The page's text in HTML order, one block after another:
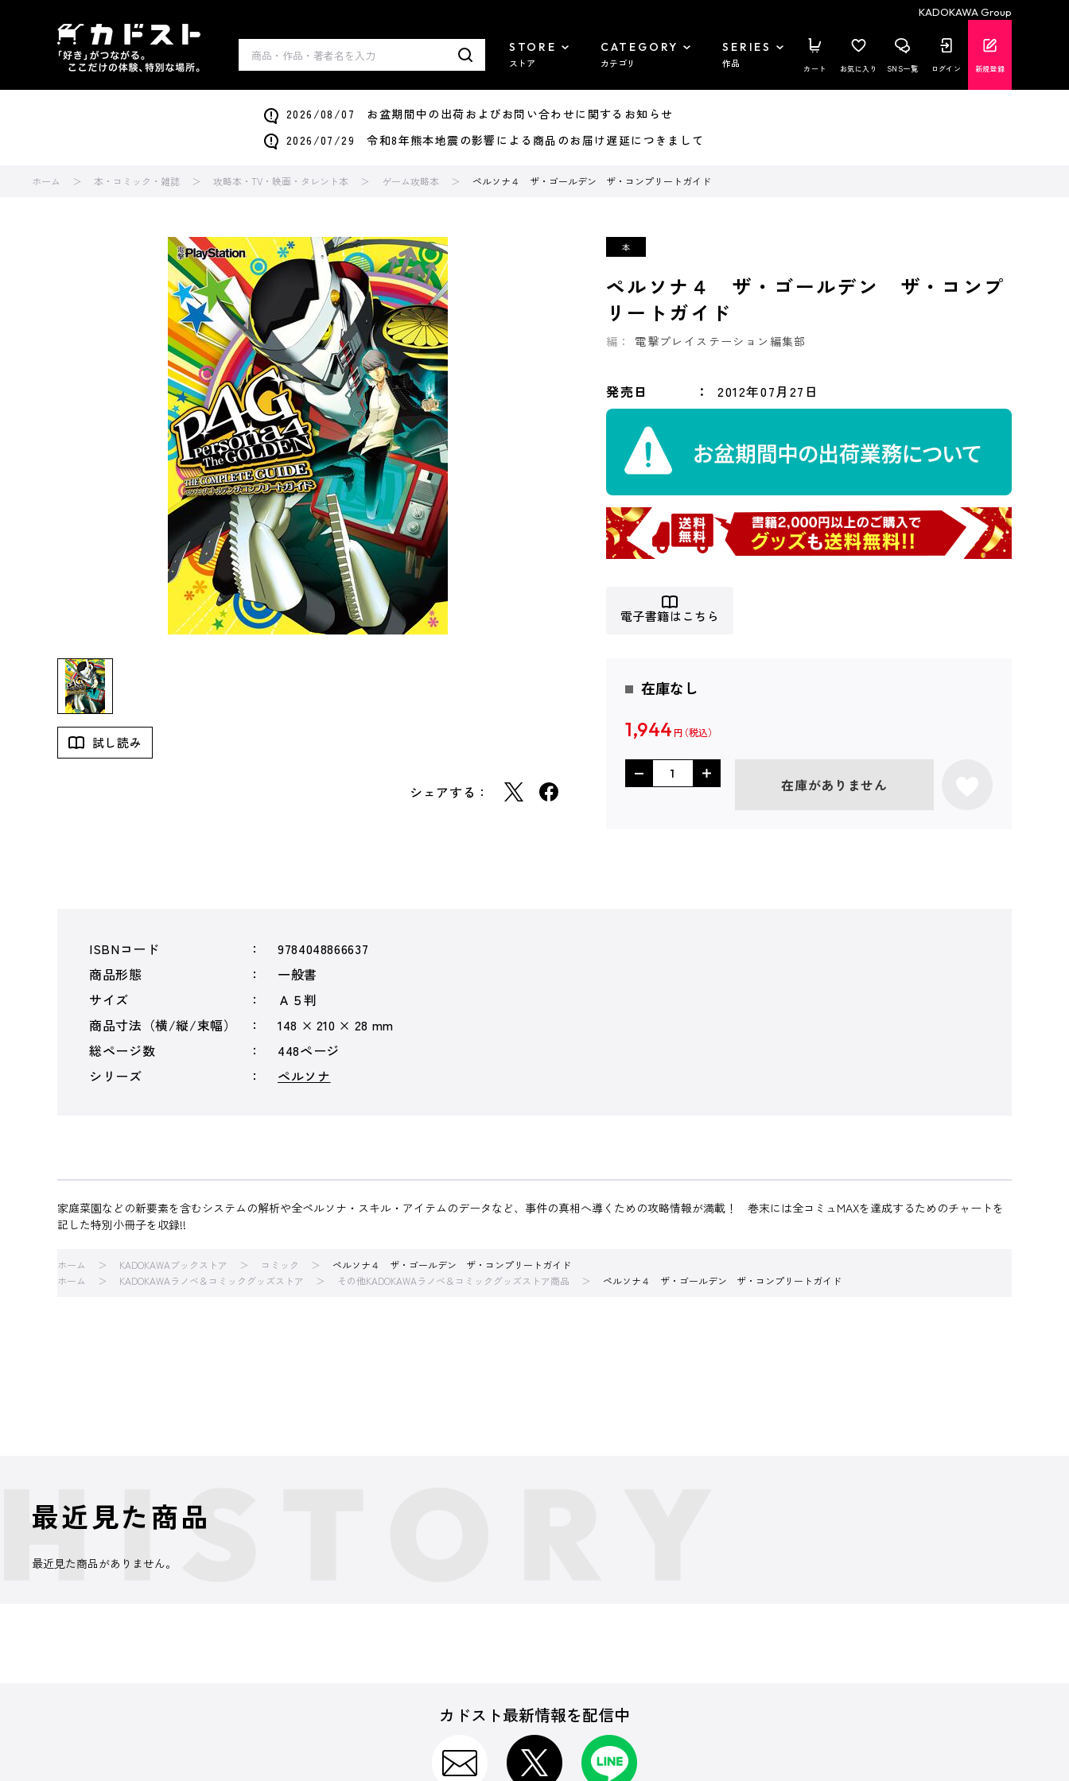
KADOKAWA Group
STORE
ストア
CATEGORY
カテゴリ
SERIES
作品 カート お気に入り SNS一覧 ログイン 新規登録
2026/08/07 お盆期間中の出荷およびお問い合わせに関するお知らせ
2026/07/29 令和8年熊本地震の影響による商品のお届け遅延につきまして
ホーム 本・コミック・雑誌 攻略本・TV・映画・タレント本 ゲーム攻略本 ペルソナ４ ザ・ゴールデン ザ・コンプリートガイド
試し読み
シェアする：
ペルソナ４ ザ・ゴールデン ザ・コンプ
リートガイド
編： 電撃プレイステーション編集部
発売日 2012年07月27日
電子書籍はこちら
在庫なし
1,944 円
在庫がありません
ISBNコード
9784048866637
商品形態
一般書
サイズ
Ａ５判
商品寸法（横/縦/束幅）
148 × 210 × 28 mm
総ページ数
448ページ
シリーズ
ペルソナ
家庭菜園などの新要素を含むシステムの解析や全ペルソナ・スキル・アイテムのデータなど、事件の真相へ導くための攻略情報が満載！ 巻末には全コミュMAXを達成するためのチャートを
記した特別小冊子を収録!!
ホーム KADOKAWAブックストア コミック
ペルソナ４ ザ・ゴールデン ザ・コンプリートガイド
ホーム
KADOKAWAラノベ＆コミックグッズストア その他KADOKAWAラノベ＆コミックグッズストア商品 ペルソナ４ ザ・ゴールデン ザ・コンプリートガイド
最近見た商品
最近見た商品がありません。
カドスト最新情報を配信中